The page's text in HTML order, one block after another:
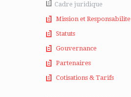
Cadre juridique
Mission et Responsabilite
Statuts
Gouvernance
Partenaires
Cotisations & Tarifs